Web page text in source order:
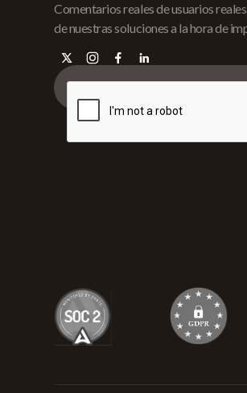
Comentarios reales de usuarios
de nuestras soluciones a la hora de